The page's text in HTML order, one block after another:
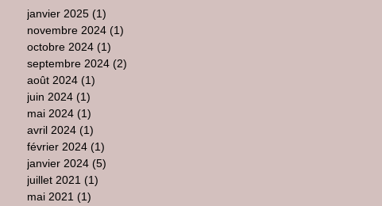
janvier 2025 (1)
novembre 2024 (1)
octobre 2024 (1)
septembre 2024 (2)
août 2024 (1)
juin 2024 (1)
mai 2024 (1)
avril 2024 (1)
février 2024 (1)
janvier 2024 (5)
juillet 2021 (1)
mai 2021 (1)